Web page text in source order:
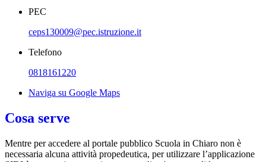
PEC
ceps130009@pec.istruzione.it
Telefono
0818161220
Naviga su Google Maps
Cosa serve
Mentre per accedere al portale pubblico Scuola in Chiaro non è
necessaria alcuna attività propedeutica, per utilizzare l’applicazione